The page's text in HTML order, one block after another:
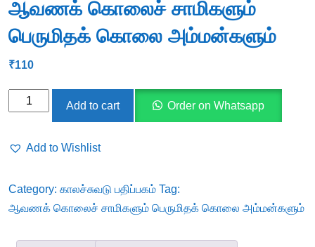
ஆவணக் கொலைச் சாமிகளும்
பெருமிதக் கொலை அம்மன்களும்
₹110
ஆவணக்
பெருமிதக்
அம்மன்களும்
quantity
Add to cart Order on Whatsapp
Add to Wishlist
Category: காலச்சுவடு பதிப்பகம் Tag:
ஆவணக் கொலைச் சாமிகளும் பெருமிதக் கொலை அம்மன்களும்